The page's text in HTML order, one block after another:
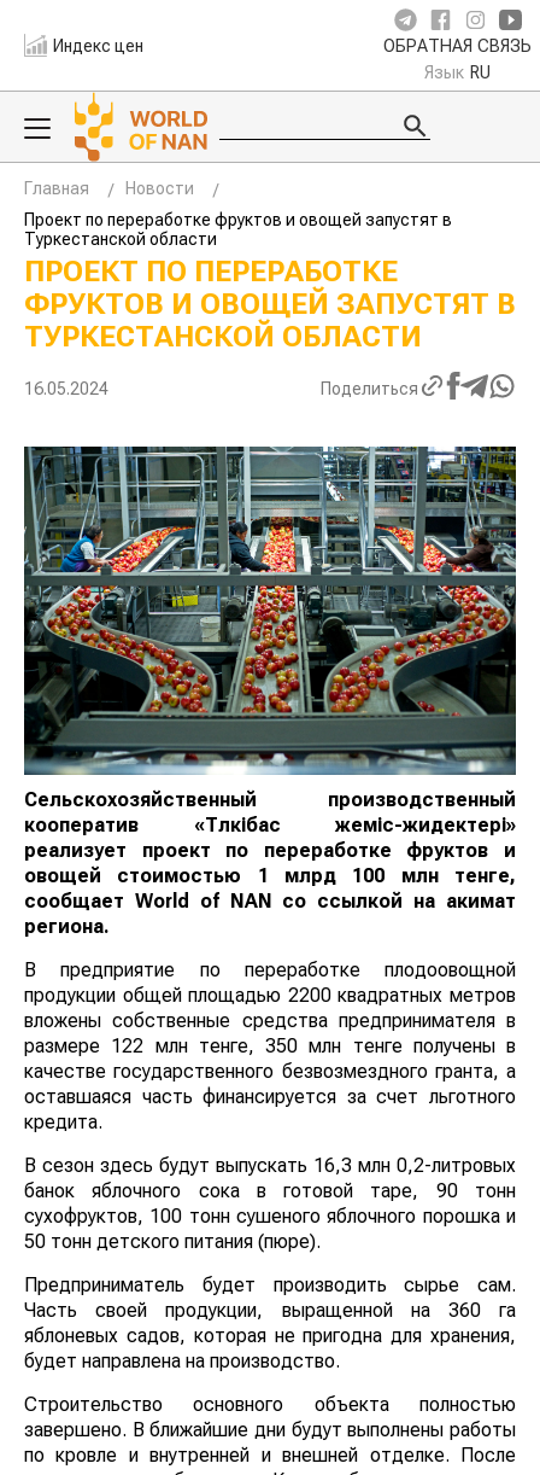
Индекс цен ОБРАТНАЯ СВЯЗЬ
Язык RU
Главная
Новости
Проект по переработке фруктов и овощей запустят в
Туркестанской области
ПРОЕКТ ПО ПЕРЕРАБОТКЕ
ФРУКТОВ И ОВОЩЕЙ ЗАПУСТЯТ В
ТУРКЕСТАНСКОЙ ОБЛАСТИ
16.05.2024 Поделиться
Сельскохозяйственный производственный
кооператив «Түлкібас жеміс-жидектері»
реализует проект по переработке фруктов и
овощей стоимостью 1 млрд 100 млн тенге,
сообщает World of NAN со ссылкой на акимат
региона.
В предприятие по переработке плодоовощной
продукции общей площадью 2200 квадратных метров
вложены собственные средства предпринимателя в
размере 122 млн тенге, 350 млн тенге получены в
качестве государственного безвозмездного гранта, а
оставшаяся часть финансируется за счет льготного
кредита.
В сезон здесь будут выпускать 16,3 млн 0,2-литровых
банок яблочного сока в готовой таре, 90 тонн
сухофруктов, 100 тонн сушеного яблочного порошка и
50 тонн детского питания (пюре).
Предприниматель будет производить сырье сам.
Часть своей продукции, выращенной на 360 га
яблоневых садов, которая не пригодна для хранения,
будет направлена на производство.
Строительство основного объекта полностью
завершено. В ближайшие дни будут выполнены работы
по кровле и внутренней и внешней отделке. После